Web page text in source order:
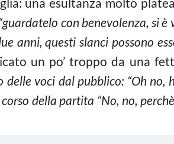
“guardatelo con benevolenza, si
anni, questi slanci possono
un po’ troppo da una
delle voci dal pubblico: “Oh no,
della partita “No, no,